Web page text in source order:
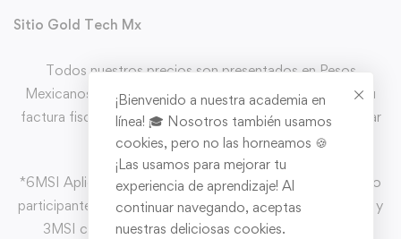
Sitio Gold Tech Mx
Todos nuestros precios son presentados en Pesos
Mexicanos (MXN) y con IVA incluido. Puedes solicitar tu
factura fiscal directo en el carrito de comprar al completar
tu pedido.
*6MSI Aplica en pago con CLIP MX con tarjeas de crédito
participantes y un mínimo de compra de $1,500.00 MXN y
3MSI con un mínimo de compra de $500.00 MXN
¡Bienvenido a nuestra academia en
línea! 🎓 Nosotros también usamos
cookies, pero no las horneamos 🍪
¡Las usamos para mejorar tu
experiencia de aprendizaje! Al
continuar navegando, aceptas
nuestras deliciosas cookies.